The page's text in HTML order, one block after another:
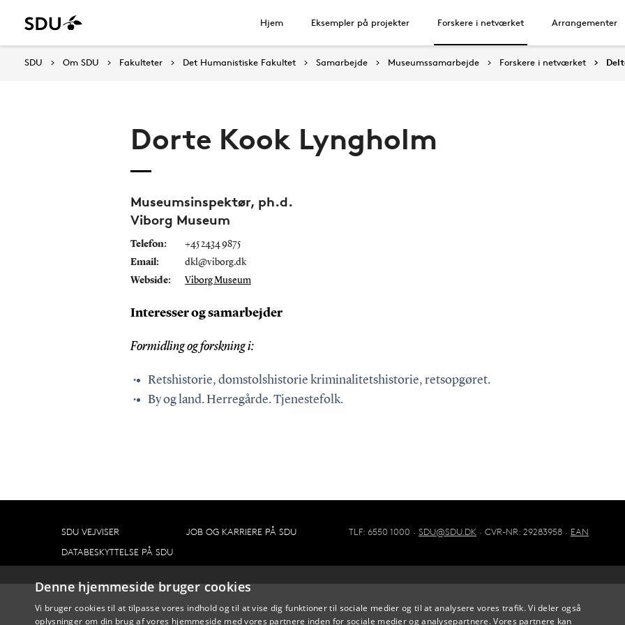
Hjem Eksempler på projekter Forskere i netværket Arrangementer
SDU Om SDU Fakulteter Det Humanistiske Fakultet Samarbejde Museumssamarbejde Forskere i netværket
Dorte Kook Lyngholm
Museumsinspektør, ph.d.
Viborg Museum
Telefon:
+45 2434 9875
Email:
dkl@viborg.dk
Webside:
Viborg Museum
Interesser og samarbejder
Formidling og forskning i:
Retshistorie, domstolshistorie kriminalitetshistorie, retsopgøret.
By og land. Herregårde. Tjenestefolk.
TLF: 6550 1000 · SDU@SDU.DK · CVR-NR: 29283958 · EAN
SDU VEJVISER
JOB OG KARRIERE PÅ SDU
DATABESKYTTELSE PÅ SDU
Denne hjemmeside bruger cookies
Vi bruger cookies til at tilpasse vores indhold og til at vise dig funktioner til sociale medier og til at analysere vores trafik. Vi deler også
oplysninger om din brug af vores hjemmeside med vores partnere inden for sociale medier og analysepartnere. Vores partnere kan